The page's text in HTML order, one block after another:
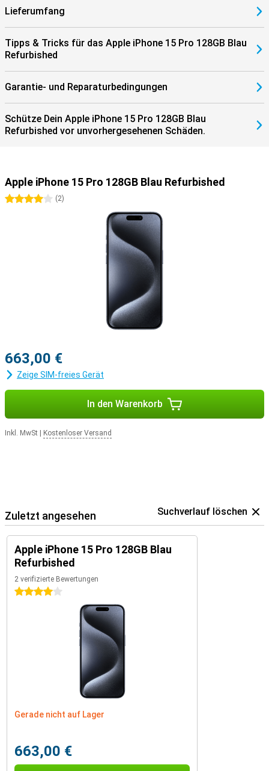
Lieferumfang
Tipps & Tricks für das Apple iPhone 15 Pro 128GB Blau
Refurbished
Garantie- und Reparaturbedingungen
Schütze Dein Apple iPhone 15 Pro 128GB Blau
Refurbished vor unvorhergesehenen Schäden.
Apple iPhone 15 Pro 128GB Blau Refurbished
4 Sterne
(2)
663,00 €
Zeige SIM-freies Gerät
In den Warenkorb
Inkl. MwSt Kostenloser Versand
Zuletzt angesehen Suchverlauf löschen
Apple iPhone 15 Pro 128GB Blau
Refurbished
2 verifizierte Bewertungen
4 Sterne
Gerade nicht auf Lager
663,00 €